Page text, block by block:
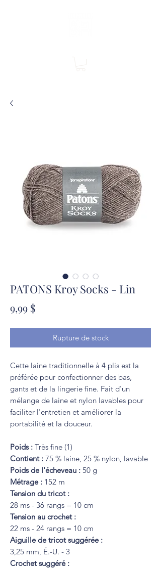
PATONS Kroy Socks - Lin
9,99 $Prix
Rupture de stock
Cette laine traditionnelle à 4 plis est la
préférée pour confectionner des bas,
gants et de la lingerie fine. Fait d'un
mélange de laine et nylon lavables pour
faciliter l'entretien et améliorer la
portabilité et la douceur.
Poids : Très fine (1)
Contient : 75 % laine, 25 % nylon, lavable
Poids de l'écheveau : 50 g
Métrage : 152 m
Tension du tricot :
28 ms - 36 rangs = 10 cm
Tension au crochet :
22 ms - 24 rangs = 10 cm
Aiguille de tricot suggérée :
3,25 mm, É.-U. - 3
Crochet suggéré :